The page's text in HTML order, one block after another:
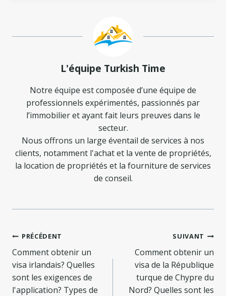
L'équipe Turkish Time
Notre équipe est composée d’une équipe de
professionnels expérimentés, passionnés par
l’immobilier et ayant fait leurs preuves dans le
secteur.
Nous offrons un large éventail de services à nos
clients, notamment l'achat et la vente de propriétés,
la location de propriétés et la fourniture de services
de conseil.
Navigation
de
l’article
PRÉCÉDENT
Comment obtenir un
visa irlandais? Quelles
sont les exigences de
l'application? Types de
SUIVANT
Comment obtenir un
visa de la République
turque de Chypre du
Nord? Quelles sont les